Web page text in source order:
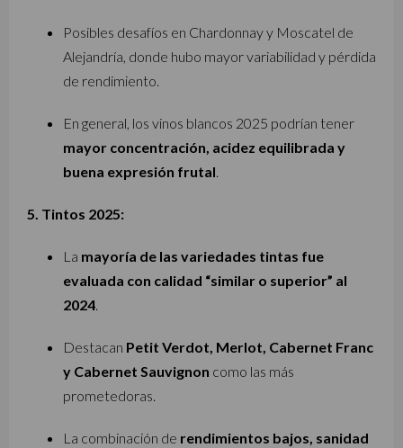
Posibles desafíos en Chardonnay y Moscatel de
Alejandría, donde hubo mayor variabilidad y pérdida
de rendimiento.
En general, los vinos blancos 2025 podrían tener
mayor concentración, acidez equilibrada y
buena expresión frutal.
5. Tintos 2025:
La mayoría de las variedades tintas fue
evaluada con calidad “similar o superior” al
2024.
Destacan Petit Verdot, Merlot, Cabernet Franc
y Cabernet Sauvignon como las más
prometedoras.
La combinación de rendimientos bajos, sanidad